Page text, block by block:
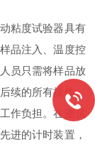
粘度试验器具有
品注入、温度控
员只需将样品放
续的所有操作，
作负担。在测试
进的计时装置，